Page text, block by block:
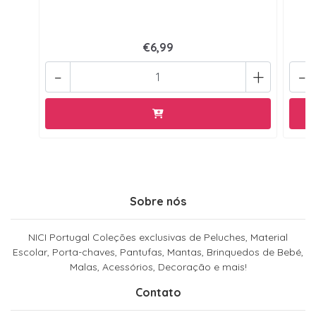
€6,99
+
- -
Sobre nós
NICI Portugal Coleções exclusivas de Peluches, Material
Escolar, Porta-chaves, Pantufas, Mantas, Brinquedos de Bebé,
Malas, Acessórios, Decoração e mais!
Contato